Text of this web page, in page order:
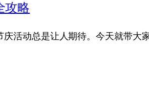
攻略
活动总是让人期待。今天就带大